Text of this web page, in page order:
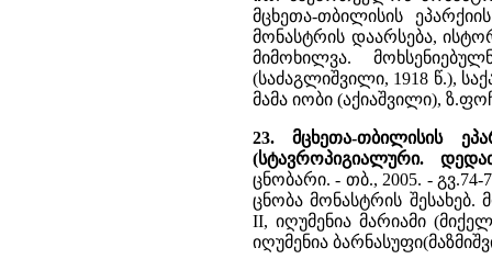
მცხეთა-თბილისის
მონასტრის დაარსება,
მიმოხილვა.
(საძაგლიშვილი, 1918 წ.),
მამა იობი (აქიაშვილი),
23. მცხეთა-თბილისის
(სტავროპიგიალური.
ცნობარი. - თბ., 2005. -
ცნობა მონასტრის
II, იღუმენია მარიამი
იღუმენია